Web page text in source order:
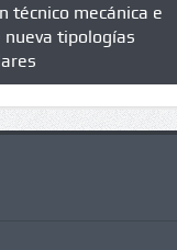
técnico mecánica e
nueva tipologías